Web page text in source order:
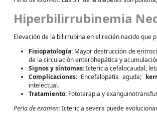
Hiperbilirrubinemia
Elevación de la bilirrubina en el recién nacido que
Fisiopatología: Mayor destrucción de
de la circulación enterohepática y
Signos y síntomas:Ictericia cefalocaudal,
Complicaciones: Encefalopatía aguda;
intelectual.
Tratamiento: Fototerapia y
Perla de examen:Ictericia severa puede